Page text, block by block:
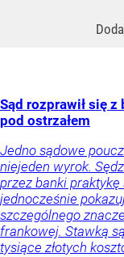
Sąd rozprawił się
pod ostrzałem
Jedno sądowe
niejeden wyrok.
przez banki praktykę
jednocześnie
szczególnego
frankowej. Stawką
tysiące złotych